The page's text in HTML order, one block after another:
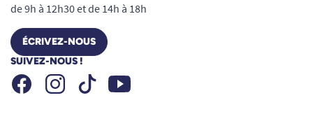
de 9h à 12h30 et de 14h à 18h
ÉCRIVEZ-NOUS
SUIVEZ-NOUS !
FacebookInstagramTiktok Youtube